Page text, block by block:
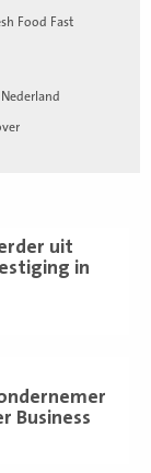
Food Fast
uit
in
Business